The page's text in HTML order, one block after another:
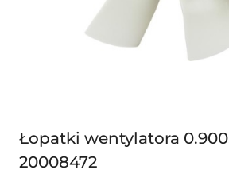
Łopatki wentylatora
20008472